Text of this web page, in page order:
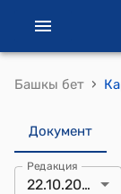
Башкы бет ›
Документ
Редакция
22.10.2019